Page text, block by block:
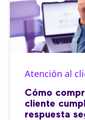
Atención al
Cómo
cliente
respuesta